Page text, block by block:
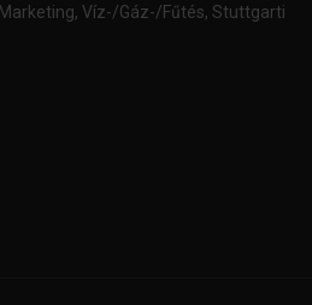
, Víz-/Gáz-/Fűtés, Stuttgarti